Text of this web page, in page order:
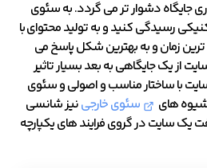
جایگاه دشوار تر می گردد. به سئوی
رسیدگی کنید و به تولید محتوای با
ترین زمان و به بهترین شکل پاسخ می
از یک جایگاهی به بعد بسیار تاثیر
با ساختار مناسب و اصولی و سئوی
شیوه های
سئوی خارجینیز شانسی
سایت در گروی فرایند های یکپارچه